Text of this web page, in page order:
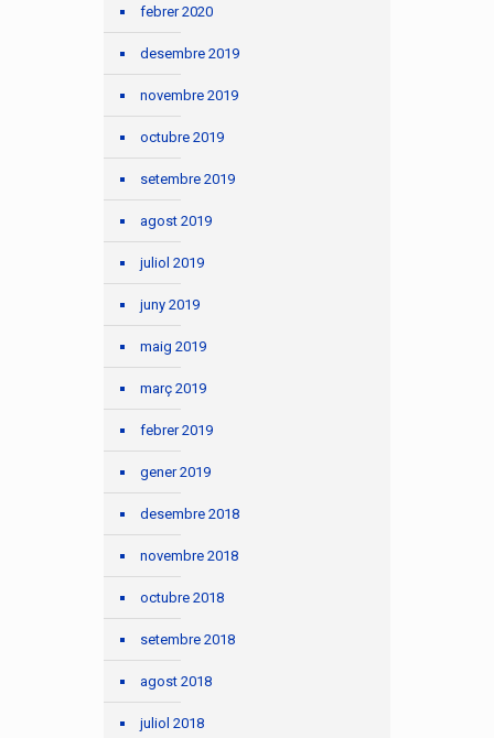
febrer 2020
desembre 2019
novembre 2019
octubre 2019
setembre 2019
agost 2019
juliol 2019
juny 2019
maig 2019
març 2019
febrer 2019
gener 2019
desembre 2018
novembre 2018
octubre 2018
setembre 2018
agost 2018
juliol 2018